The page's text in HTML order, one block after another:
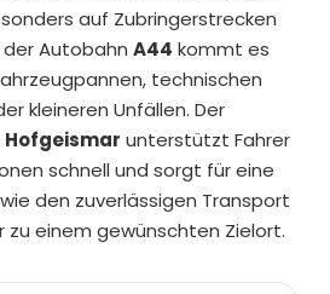
auf Zubringerstrecken
Autobahn A44 kommt es
technischen
kleineren Unfällen. Der
Hofgeismar unterstützt Fahrer
schnell und sorgt für eine
den zuverlässigen Transport
einem gewünschten Zielort.